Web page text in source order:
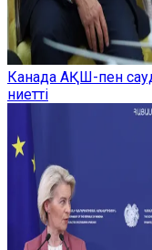
Канада АҚШ-пен
ниетті